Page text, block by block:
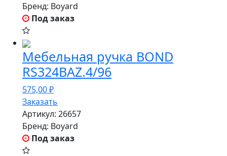
Бренд: Boyard
Под заказ
Мебельная ручка BOND
RS324BAZ.4/96
575,00₽
Заказать
Артикул: 26657
Бренд: Boyard
Под заказ